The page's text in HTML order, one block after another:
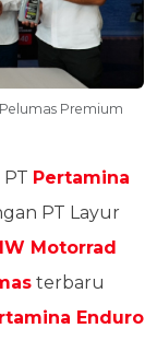
Premium
PT Pertamina
PT Layur
Motorrad
terbaru
Enduro